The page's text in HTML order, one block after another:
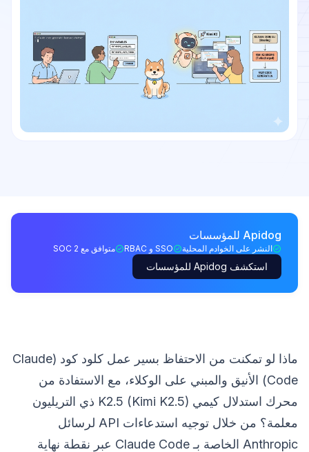
Apidog للمؤسسات
النشر على الخوادم المحلية SSO و RBAC متوافق مع SOC 2
استكشف Apidog للمؤسسات
ماذا لو تمكنت من الاحتفاظ بسير عمل كلود كود (Claude
Code) الأنيق والمبني على الوكلاء، مع الاستفادة من
محرك استدلال كيمي K2.5 (Kimi K2.5) ذي التريليون
معلمة؟ من خلال توجيه استدعاءات API لرسائل
Anthropic الخاصة بـ Claude Code عبر نقطة نهاية